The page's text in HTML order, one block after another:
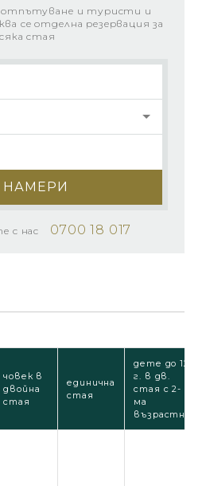
отпътуване и туристи и
се отделна резервация за
стая
НАМЕРИ
с нас 0700 18 017
човек в
двойна
стая
единична
стая
дете до 12
г. в дв.
стая с 2-
ма
възрастни